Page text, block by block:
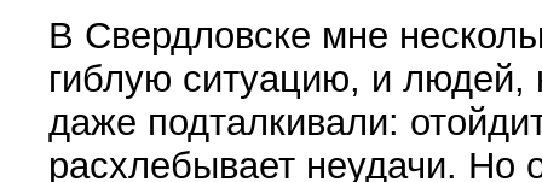
В Свердловске мне
гиблую ситуацию, и людей,
даже подталкивали:
расхлебывает неудачи. Но